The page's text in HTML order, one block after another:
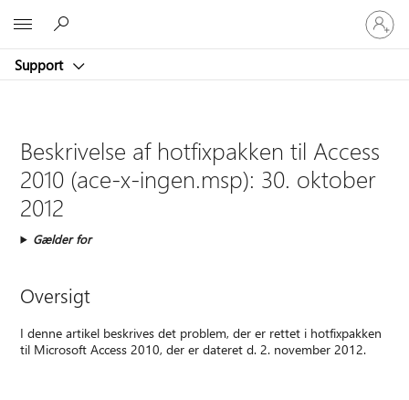
Support
Log
på
din
Beskrivelse af hotfixpakken til Access
2010 (ace-x-ingen.msp): 30. oktober
2012
Gælder for
Oversigt
I denne artikel beskrives det problem, der er rettet i hotfixpakken
til Microsoft Access 2010, der er dateret d. 2. november 2012.